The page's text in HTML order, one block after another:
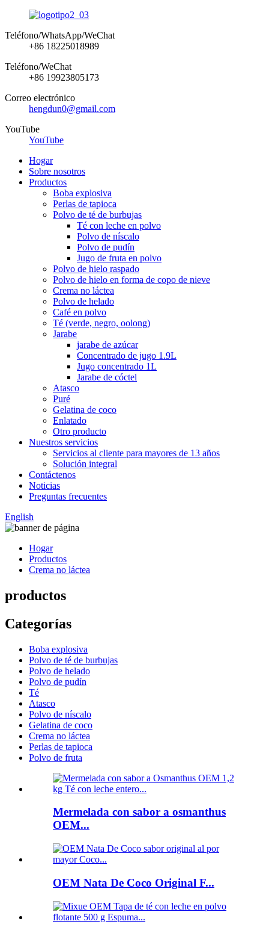
Teléfono/WhatsApp/WeChat
+86 18225018989
Teléfono/WeChat
+86 19923805173
Correo electrónico
hengdun0@gmail.com
YouTube
YouTube
Hogar
Sobre nosotros
Productos
Boba explosiva
Perlas de tapioca
Polvo de té de burbujas
Té con leche en polvo
Polvo de níscalo
Polvo de pudín
Jugo de fruta en polvo
Polvo de hielo raspado
Polvo de hielo en forma de copo de nieve
Crema no láctea
Polvo de helado
Café en polvo
Té (verde, negro, oolong)
Jarabe
jarabe de azúcar
Concentrado de jugo 1.9L
Jugo concentrado 1L
Jarabe de cóctel
Atasco
Puré
Gelatina de coco
Enlatado
Otro producto
Nuestros servicios
Servicios al cliente para mayores de 13 años
Solución integral
Contáctenos
Noticias
Preguntas frecuentes
English
Hogar
Productos
Crema no láctea
productos
Categorías
Boba explosiva
Polvo de té de burbujas
Polvo de helado
Polvo de pudín
Té
Atasco
Polvo de níscalo
Gelatina de coco
Crema no láctea
Perlas de tapioca
Polvo de fruta
Mermelada con sabor a osmanthus
OEM...
OEM Nata De Coco Original F...